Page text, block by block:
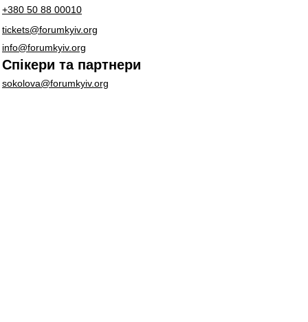
+380 50 88 00010
tickets@forumkyiv.org
info@forumkyiv.org
Спікери та партнери
sokolova@forumkyiv.org